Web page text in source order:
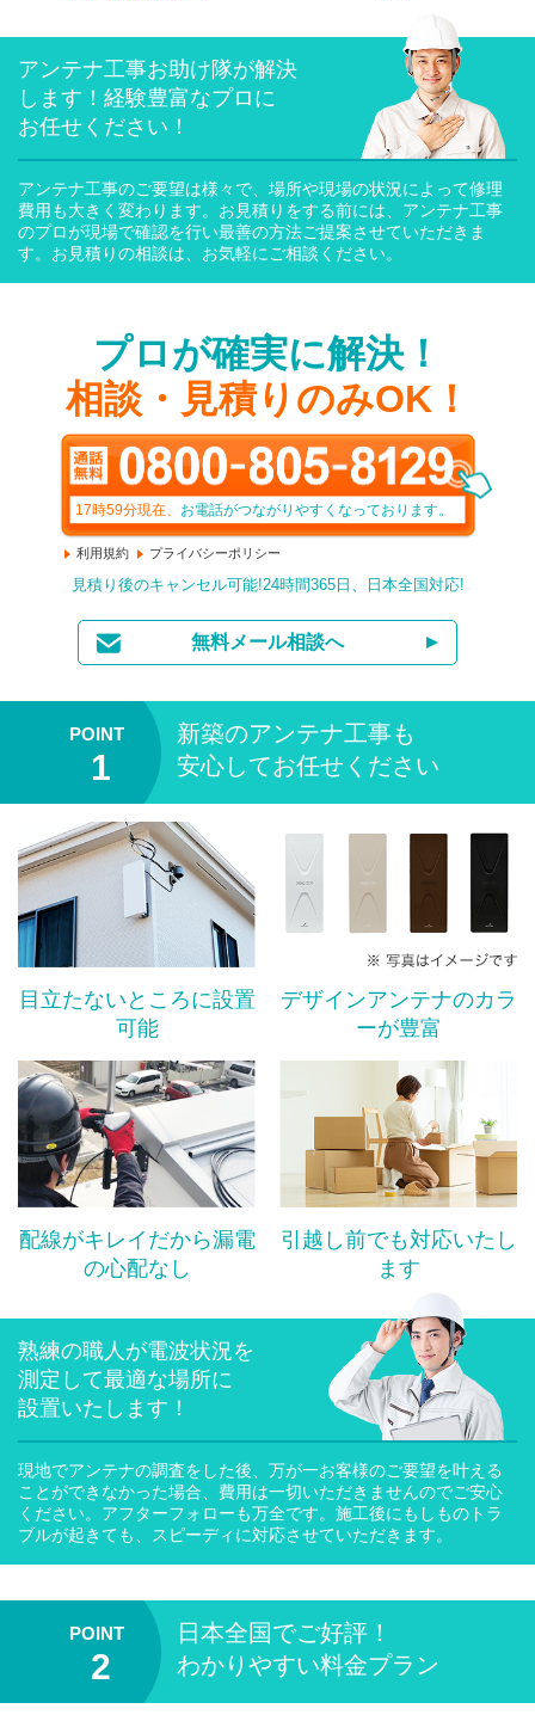
アンテナ工事お助け隊が解決
します！経験豊富なプロに
お任せください！
アンテナ工事のご要望は様々で、場所や現場の状況によって修理
費用も大きく変わります。お見積りをする前には、アンテナ工事
のプロが現場で確認を行い最善の方法ご提案させていただきま
す。お見積りの相談は、お気軽にご相談ください。
プロが確実に解決！
相談・見積りのみOK！
17時59分現在、 お電話がつながりやすくなっております。
利用規約 プライバシーポリシー
見積り後のキャンセル可能!24時間365日、日本全国対応!
無料メール相談へ
新築のアンテナ工事も
安心してお任せください
目立たないところに設置
可能
デザインアンテナのカラ
ーが豊富
配線がキレイだから漏電
の心配なし
引越し前でも対応いたし
ます
熟練の職人が電波状況を
測定して最適な場所に
設置いたします！
現地でアンテナの調査をした後、万が一お客様のご要望を叶える
ことができなかった場合、費用は一切いただきませんのでご安心
ください。アフターフォローも万全です。施工後にもしものトラ
ブルが起きても、スピーディに対応させていただきます。
日本全国でご好評！
わかりやすい料金プラン